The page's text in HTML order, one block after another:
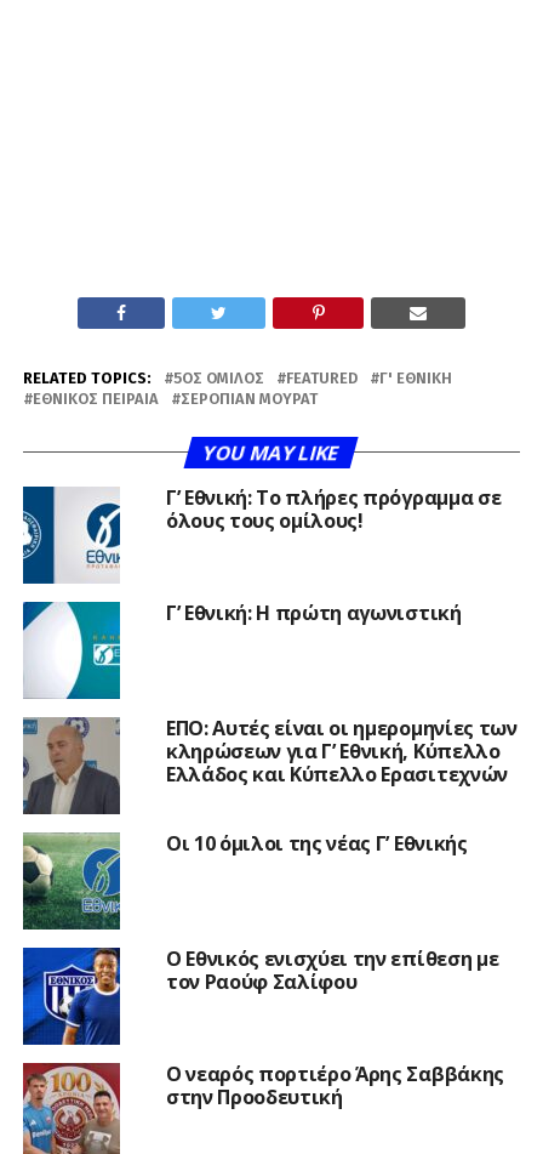
RELATED TOPICS: 5ΟΣ ΌΜΙΛΟΣ FEATURED
Γ' ΕΘΝΙΚΉ
ΕΘΝΙΚΌΣ ΠΕΙΡΑΙΆ
ΣΕΡΟΠΙΆΝ ΜΟΥΡΑΤ
YOU MAY LIKE
Γ’ Εθνική: Το πλήρες πρόγραμμα σε
όλους τους ομίλους!
Γ’ Εθνική: Η πρώτη αγωνιστική
ΕΠΟ: Αυτές είναι οι ημερομηνίες των
κληρώσεων για Γ’ Εθνική, Κύπελλο
Ελλάδος και Κύπελλο Ερασιτεχνών
Οι 10 όμιλοι της νέας Γ’ Εθνικής
Ο Εθνικός ενισχύει την επίθεση με
τον Ραούφ Σαλίφου
Ο νεαρός πορτιέρο Άρης Σαββάκης
στην Προοδευτική